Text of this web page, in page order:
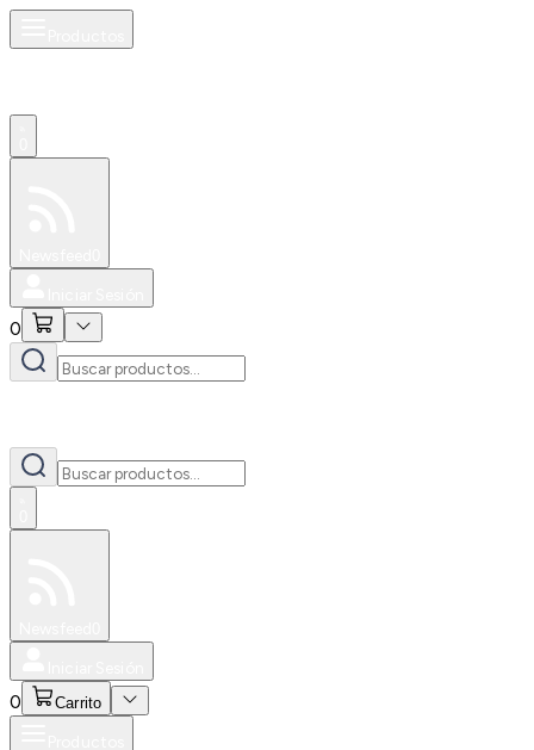
0
0 Carrito